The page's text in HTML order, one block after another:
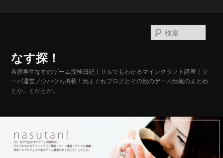
なす探！
看護学生なすのゲーム探検日記！サルでもわかるマインクラフト講座！サ
ーバ運営ノウハウも掲載！気まぐれブログとその他のゲーム情報のまとめ
とか。とかとか。
索